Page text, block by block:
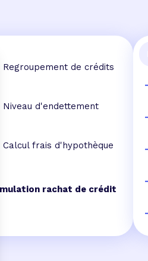
Regroupement de crédits
Niveau d'endettement
Calcul frais d'hypothèque
rachat de crédit